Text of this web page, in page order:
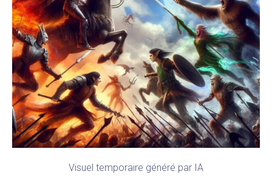
Visuel temporaire généré par IA